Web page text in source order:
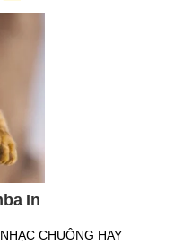
NHẠC CHUÔNG HAY